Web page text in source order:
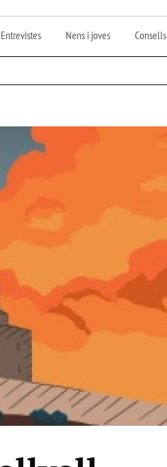
Entrevistes Nens i joves Consells